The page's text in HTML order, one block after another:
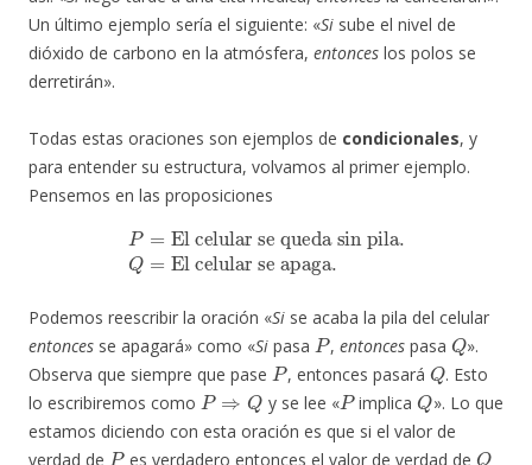
Un último ejemplo sería el siguiente: «Si sube el nivel de
dióxido de carbono en la atmósfera, entonces los polos se
derretirán».
Todas estas oraciones son ejemplos de condicionales, y
para entender su estructura, volvamos al primer ejemplo.
Pensemos en las proposiciones
El celular se queda sin pila. Q=
El celular se apaga.
Podemos reescribir la oración «Si se acaba la pila del celular
entonces se apagará» como «Si pasa
P
, entonces pasa
Q
».
Observa que siempre que pase
P
, entonces pasará
Q
. Esto
lo escribiremos como
P⇒ Q
y se lee «
P
implica
Q
». Lo que
estamos diciendo con esta oración es que si el valor de
verdad de
P
es verdadero entonces el valor de verdad de
Q